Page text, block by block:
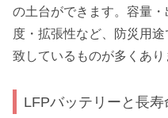
の土台ができます。容量
度・拡張性など、防災用
致しているものが多くあり
LFPバッテリーと長寿